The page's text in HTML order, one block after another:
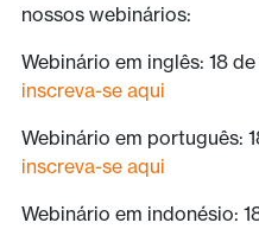
nossos webinários:
Webinário em inglês: 18
inscreva-se aqui
Webinário em português:
inscreva-se aqui
Webinário em indonésio: